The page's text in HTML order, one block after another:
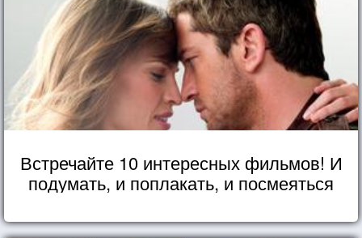
Встречайте 10 интересных фильмов! И
подумать, и поплакать, и посмеяться